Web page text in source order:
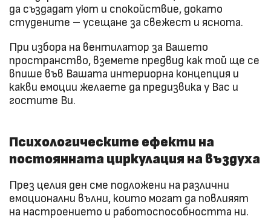
да създадат уют и спокойствие, докато
студените – усещане за свежест и яснота.
При избора на вентилатор за Вашето
пространство, вземете предвид как той ще се
впише във Вашата интериорна концепция и
какви емоции желаете да предизвика у Вас и
гостите Ви.
Психологическите ефекти на
постоянната циркулация на въздуха
През целия ден сме подложени на различни
емоционални вълни, които могат да повлияят
на настроението и работоспособността ни.